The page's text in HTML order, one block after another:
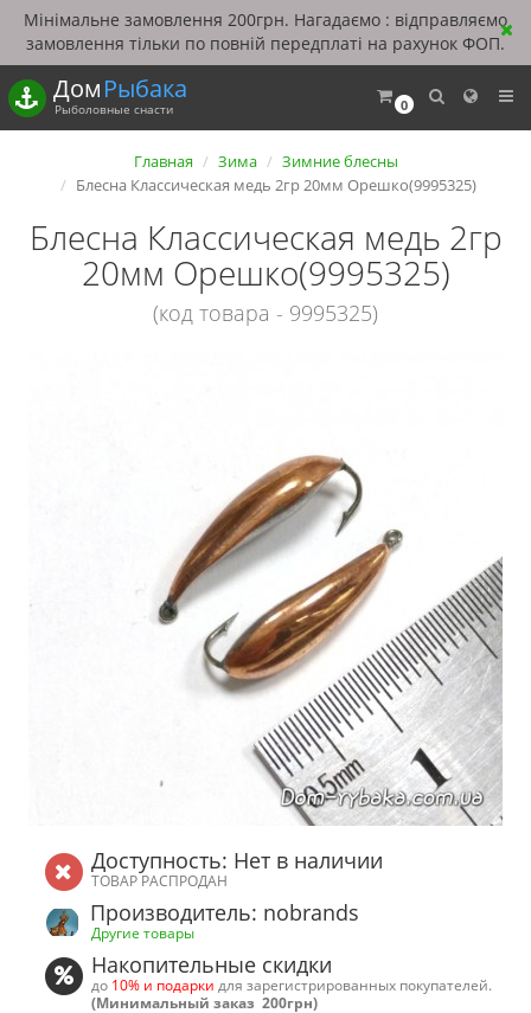
Мінімальне замовлення 200грн. Нагадаємо : відправляємо
замовлення тільки по повній передплаті на рахунок ФОП.
0
ДомРыбака
Рыболовные снасти
Главная Зима
Зимние блесны
Блесна Классическая медь 2гр 20мм Орешко(9995325)
Блесна Классическая медь 2гр
20мм Орешко(9995325)
(код товара - 9995325)
Доступность: Нет в наличии
ТОВАР РАСПРОДАН
Производитель: nobrands
Другие товары
Накопительные скидки
до 10% и подарки для зарегистрированных покупателей.
(Минимальный заказ 200грн)